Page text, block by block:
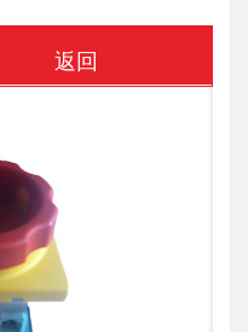
返回